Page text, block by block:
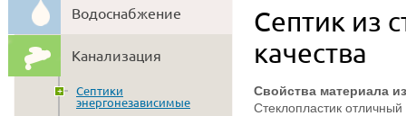
Септик из
качества
Свойства материала
Стеклопластик
Водоснабжение
Канализация
Септики
энергонезависимые